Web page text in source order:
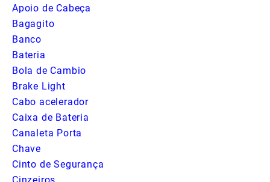
Apoio de Cabeça
Bagagito
Banco
Bateria
Bola de Cambio
Brake Light
Cabo acelerador
Caixa de Bateria
Canaleta Porta
Chave
Cinto de Segurança
Cinzeiros